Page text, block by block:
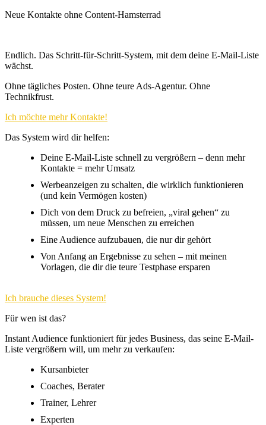
Neue Kontakte ohne Content-Hamsterrad
Endlich. Das Schritt-für-Schritt-System, mit dem deine E-Mail-Liste
wächst.
Ohne tägliches Posten. Ohne teure Ads-Agentur. Ohne
Technikfrust.
Ich möchte mehr Kontakte!
Das System wird dir helfen:
Deine E-Mail-Liste schnell zu vergrößern – denn mehr
Kontakte = mehr Umsatz
Werbeanzeigen zu schalten, die wirklich funktionieren
(und kein Vermögen kosten)
Dich von dem Druck zu befreien, „viral gehen“ zu
müssen, um neue Menschen zu erreichen
Eine Audience aufzubauen, die nur dir gehört
Von Anfang an Ergebnisse zu sehen – mit meinen
Vorlagen, die dir die teure Testphase ersparen
Ich brauche dieses System!
Für wen ist das?
Instant Audience funktioniert für jedes Business, das seine E-Mail-
Liste vergrößern will, um mehr zu verkaufen:
Kursanbieter
Coaches, Berater
Trainer, Lehrer
Experten